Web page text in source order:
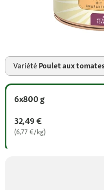
Variété Poulet aux
6x800 g
32,49 €
(6,77 €/kg)